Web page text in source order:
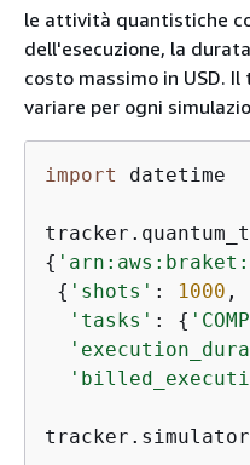
le attività quantistiche
dell'esecuzione, la
costo massimo in USD.
variare per ogni
import datetime
{
{ 'shots' : 1000 ,
'tasks' : {